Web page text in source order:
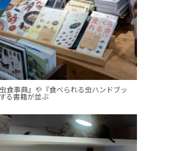
食事典』や『食べられる虫ハンドブッ
る書籍が並ぶ